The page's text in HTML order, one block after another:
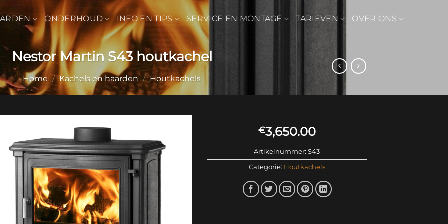
ONDERHOUD INFO EN TIPS SERVICE EN MONTAGE TARIEVEN OVER ONS
Nestor Martin S43 houtkachel
Home / Kachels en haarden / Houtkachels
€3,650.00
Artikelnummer: S43
Categorie: Houtkachels